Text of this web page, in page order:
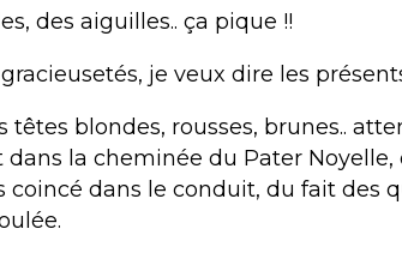
des aiguilles.. ça pique !!
je veux dire les
têtes blondes, rousses, brunes..
dans la cheminée du Pater
coincé dans le conduit, du fait des